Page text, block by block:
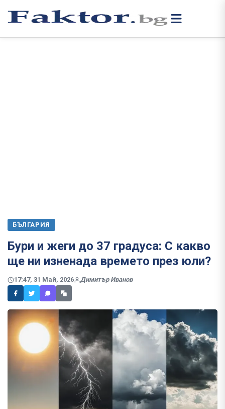
БЪЛГАРИЯ
Бури и жеги до 37 градуса: С какво
ще ни изненада времето през юли?
17:47, 31 Май, 2026 Димитър Иванов